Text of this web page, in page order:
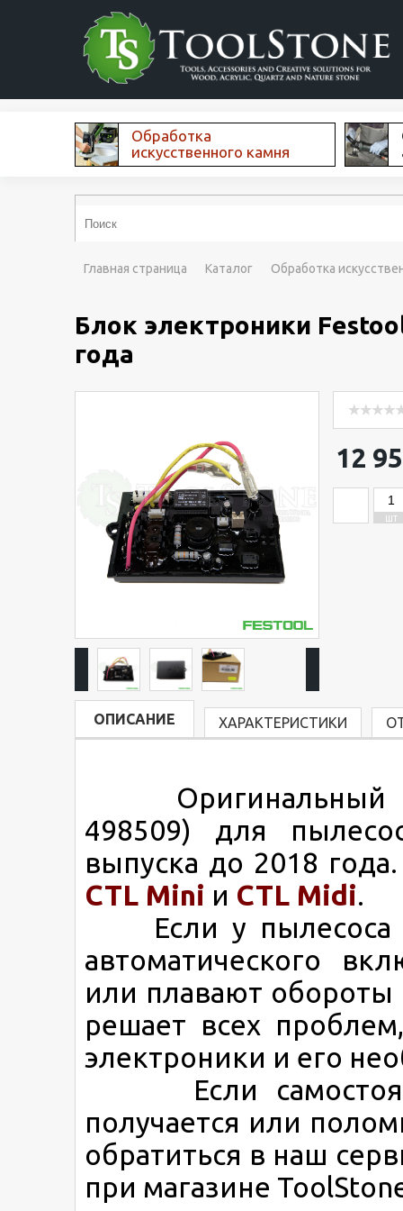
Обработка
искусственного камня
Главная страница Каталог Обработка
Блок электроники
года
12
ШТ
ОПИСАНИЕ ХАРАКТЕРИСТИКИ
Оригинальный
498509) для
выпуска до 2018
CTL Mini и CTL Midi.
Если у пылесоса
автоматического
или плавают обороты
решает всех
электроники и его
Если
получается или
обратиться в наш
при магазине